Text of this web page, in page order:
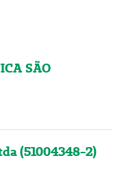
SÃO
(51004348-2)